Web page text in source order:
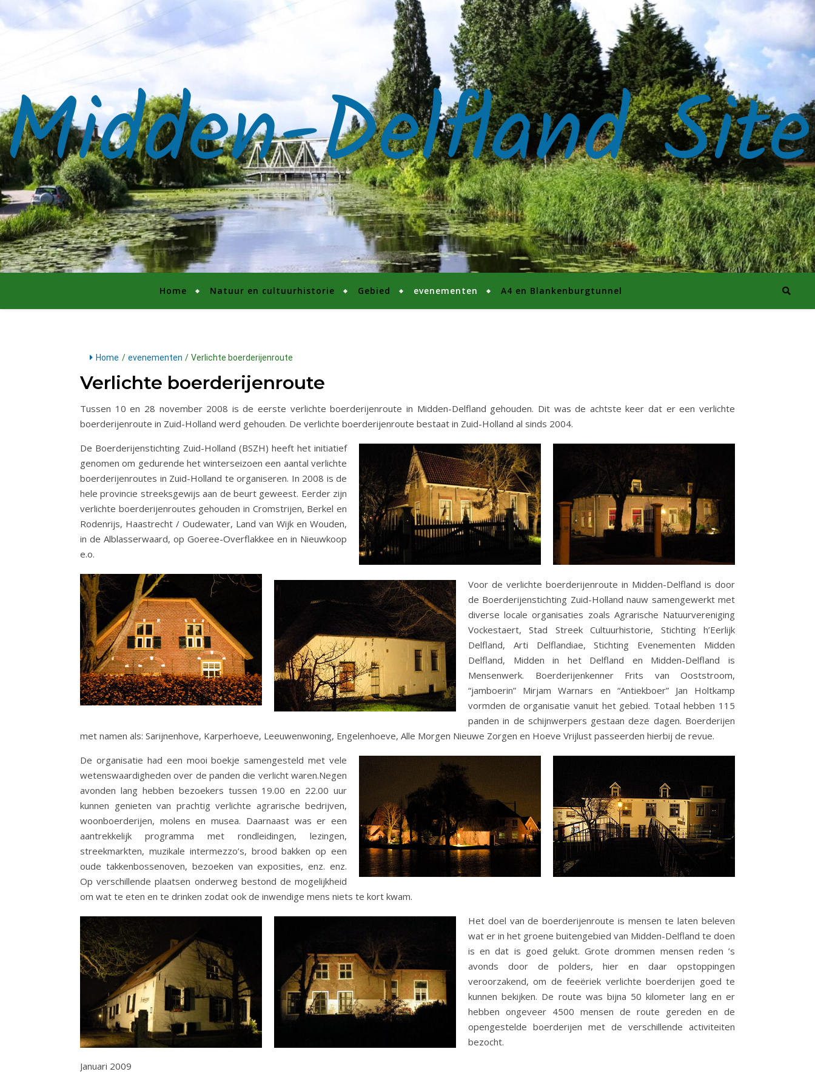
Midden-Delfland Site
Home Natuur en cultuurhistorie Gebied evenementen A4 en Blankenburgtunnel
Home / evenementen / Verlichte boerderijenroute
Verlichte boerderijenroute
Tussen 10 en 28 november 2008 is de eerste verlichte boerderijenroute in Midden-Delfland gehouden. Dit was de achtste keer dat er een verlichte
boerderijenroute in Zuid-Holland werd gehouden. De verlichte boerderijenroute bestaat in Zuid-Holland al sinds 2004.
De Boerderijenstichting Zuid-Holland (BSZH) heeft het initiatief
genomen om gedurende het winterseizoen een aantal verlichte
boerderijenroutes in Zuid-Holland te organiseren. In 2008 is de
hele provincie streeksgewijs aan de beurt geweest. Eerder zijn
verlichte boerderijenroutes gehouden in Cromstrijen, Berkel en
Rodenrijs, Haastrecht / Oudewater, Land van Wijk en Wouden,
in de Alblasserwaard, op Goeree-Overflakkee en in Nieuwkoop
e.o.
Voor de verlichte boerderijenroute in Midden-Delfland is door
de Boerderijenstichting Zuid-Holland nauw samengewerkt met
diverse locale organisaties zoals Agrarische Natuurvereniging
Vockestaert, Stad Streek Cultuurhistorie, Stichting h’Eerlijk
Delfland, Arti Delflandiae, Stichting Evenementen Midden
Delfland, Midden in het Delfland en Midden-Delfland is
Mensenwerk. Boerderijenkenner Frits van Ooststroom,
“jamboerin” Mirjam Warnars en “Antiekboer” Jan Holtkamp
vormden de organisatie vanuit het gebied. Totaal hebben 115
panden in de schijnwerpers gestaan deze dagen. Boerderijen
met namen als: Sarijnenhove, Karperhoeve, Leeuwenwoning, Engelenhoeve, Alle Morgen Nieuwe Zorgen en Hoeve Vrijlust passeerden hierbij de revue.
De organisatie had een mooi boekje samengesteld met vele
wetenswaardigheden over de panden die verlicht waren.Negen
avonden lang hebben bezoekers tussen 19.00 en 22.00 uur
kunnen genieten van prachtig verlichte agrarische bedrijven,
woonboerderijen, molens en musea. Daarnaast was er een
aantrekkelijk programma met rondleidingen, lezingen,
streekmarkten, muzikale intermezzo’s, brood bakken op een
oude takkenbossenoven, bezoeken van exposities, enz. enz.
Op verschillende plaatsen onderweg bestond de mogelijkheid
om wat te eten en te drinken zodat ook de inwendige mens niets te kort kwam.
Het doel van de boerderijenroute is mensen te laten beleven
wat er in het groene buitengebied van Midden-Delfland te doen
is en dat is goed gelukt. Grote drommen mensen reden ’s
avonds door de polders, hier en daar opstoppingen
veroorzakend, om de feeëriek verlichte boerderijen goed te
kunnen bekijken. De route was bijna 50 kilometer lang en er
hebben ongeveer 4500 mensen de route gereden en de
opengestelde boerderijen met de verschillende activiteiten
bezocht.
Januari 2009